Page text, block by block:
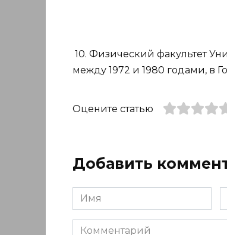
10. Физический факультет
между 1972 и 1980 годами, в
Оцените статью
Добавить
Имя
*
*
Комментарий